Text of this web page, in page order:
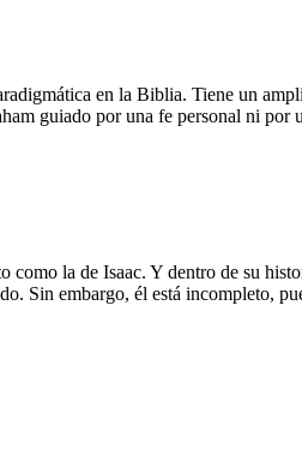
en la Biblia. Tiene un
guiado por una fe personal ni
como la de Isaac. Y dentro de su
Sin embargo, él está incompleto,